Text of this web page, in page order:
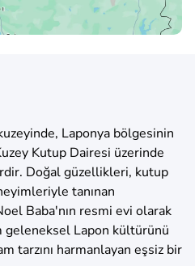
Laponya bölgesinin
Kutup Dairesi üzerinde
Doğal güzellikleri, kutup
tanınan
Baba'nın resmi evi olarak
geleneksel Lapon kültürünü
tarzını harmanlayan eşsiz bir